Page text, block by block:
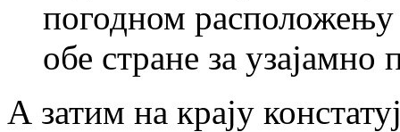
погодном
обе стране за
А затим на крају